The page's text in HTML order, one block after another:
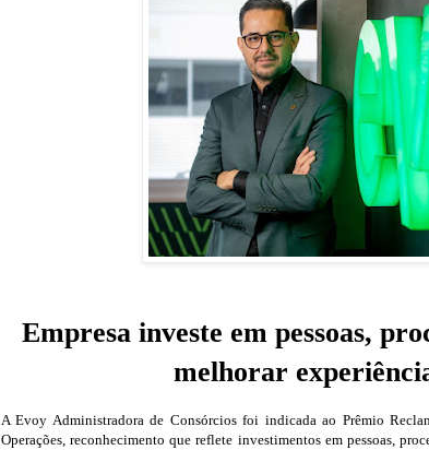
Empresa investe em pessoas,
melhorar
A Evoy Administradora de Consórcios foi indicada ao Prêmio
Operações, reconhecimento que reflete investimentos em pessoas,